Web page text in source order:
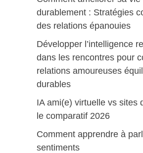
durablement : Stratégies
des relations épanouies
Développer l’intelligence
dans les rencontres pour
relations amoureuses
durables
IA ami(e) virtuelle vs sites
le comparatif 2026
Comment apprendre à
sentiments